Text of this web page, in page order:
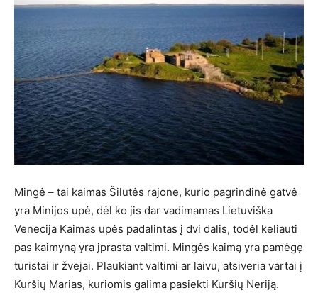
Mingė – tai kaimas Šilutės rajone, kurio pagrindinė gatvė
yra Minijos upė, dėl ko jis dar vadimamas Lietuviška
Venecija Kaimas upės padalintas į dvi dalis, todėl keliauti
pas kaimyną yra įprasta valtimi. Mingės kaimą yra pamėgę
turistai ir žvejai. Plaukiant valtimi ar laivu, atsiveria vartai į
Kuršių Marias, kuriomis galima pasiekti Kuršių Neriją.